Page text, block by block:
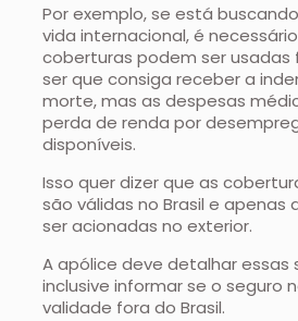
Por exemplo, se está
vida internacional, é
coberturas podem ser usadas
ser que consiga receber a
morte, mas as despesas
perda de renda por
disponíveis.
Isso quer dizer que as
são válidas no Brasil e apenas
ser acionadas no exterior.
A apólice deve detalhar essas
inclusive informar se o seguro
validade fora do Brasil.